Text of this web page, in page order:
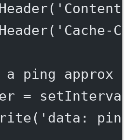
(
( 'Cache-
ping approx
=
( 'data: